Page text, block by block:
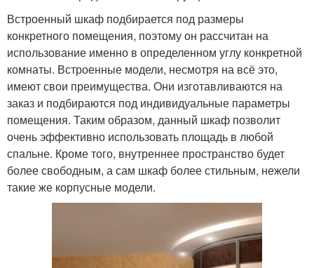
Встроенный шкаф подбирается под размеры
конкретного помещения, поэтому он рассчитан на
использование именно в определенном углу конкретной
комнаты. Встроенные модели, несмотря на всё это,
имеют свои преимущества. Они изготавливаются на
заказ и подбираются под индивидуальные параметры
помещения. Таким образом, данный шкаф позволит
очень эффективно использовать площадь в любой
спальне. Кроме того, внутреннее пространство будет
более свободным, а сам шкаф более стильным, нежели
такие же корпусные модели.